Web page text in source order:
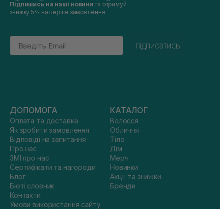
Підпишись на наші новини та отримуй
знижку 5% на перше замовлення
Email
підписатись
ДОПОМОГА
Оплата та доставка
Як зробити замовлення
Відповіді на запитання
Про нас
ЗМІ про нас
Сертифікати та нагороди
Блог
Бюті словник
Контакти
Умови використання сайту
КАТАЛОГ
Волосся
Обличчя
Тіло
Дім
Мерч
Новинки
Акції та знижки
Бренди